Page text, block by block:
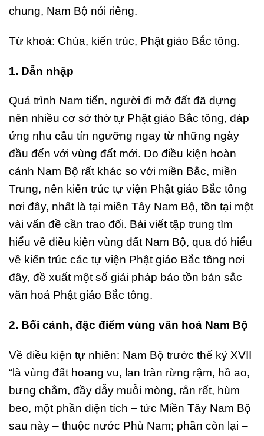
chung, Nam Bộ nói riêng.
Từ khoá: Chùa, kiến trúc, Phật giáo Bắc tông.
1. Dẫn nhập
Quá trình Nam tiến, người đi mở đất đã dựng
nên nhiều cơ sở thờ tự Phật giáo Bắc tông, đáp
ứng nhu cầu tín ngưỡng ngay từ những ngày
đầu đến với vùng đất mới. Do điều kiện hoàn
cảnh Nam Bộ rất khác so với miền Bắc, miền
Trung, nên kiến trúc tự viện Phật giáo Bắc tông
nơi đây, nhất là tại miền Tây Nam Bộ, tồn tại một
vài vấn đề cần trao đổi. Bài viết tập trung tìm
hiểu về điều kiện vùng đất Nam Bộ, qua đó hiểu
về kiến trúc các tự viện Phật giáo Bắc tông nơi
đây, đề xuất một số giải pháp bảo tồn bản sắc
văn hoá Phật giáo Bắc tông.
2. Bối cảnh, đặc điểm vùng văn hoá Nam Bộ
Về điều kiện tự nhiên: Nam Bộ trước thế kỷ XVII
“là vùng đất hoang vu, lan tràn rừng rậm, hồ ao,
bưng chằm, đầy dẫy muỗi mòng, rắn rết, hùm
beo, một phần diện tích – tức Miền Tây Nam Bộ
sau này – thuộc nước Phù Nam; phần còn lại –